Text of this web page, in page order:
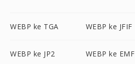
WEBP ke TGA WEBP ke JFIF
WEBP ke JP2 WEBP ke EMF